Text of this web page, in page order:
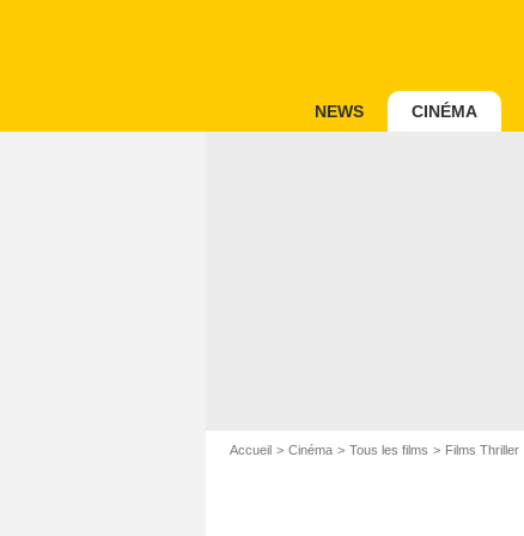
NEWS CINÉMA
Accueil Cinéma Tous les films Films Thriller